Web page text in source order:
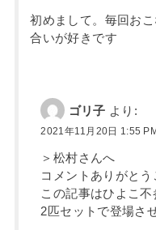
初めまして。毎回お
合いが好きです
ゴリ子 より:
2021年11月20日 1:55 PM
＞松村さんへ
コメントありがとう
この記事はひよこ
2匹セットで登場さ